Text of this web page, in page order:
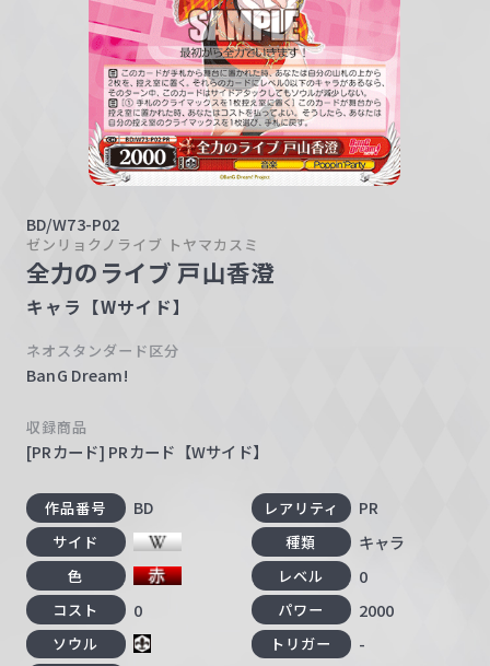
BD/W73-P02
ゼンリョクノライブ トヤマカスミ
全力のライブ 戸山香澄
キャラ【Wサイド】
ネオスタンダード区分
BanG Dream!
収録商品
[PRカード] PRカード【Wサイド】
作品番号 BD レアリティ PR
サイド 種類 キャラ
色 レベル 0
コスト 0 パワー 2000
ソウル トリガー -